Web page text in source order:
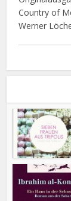
Country of
Werner